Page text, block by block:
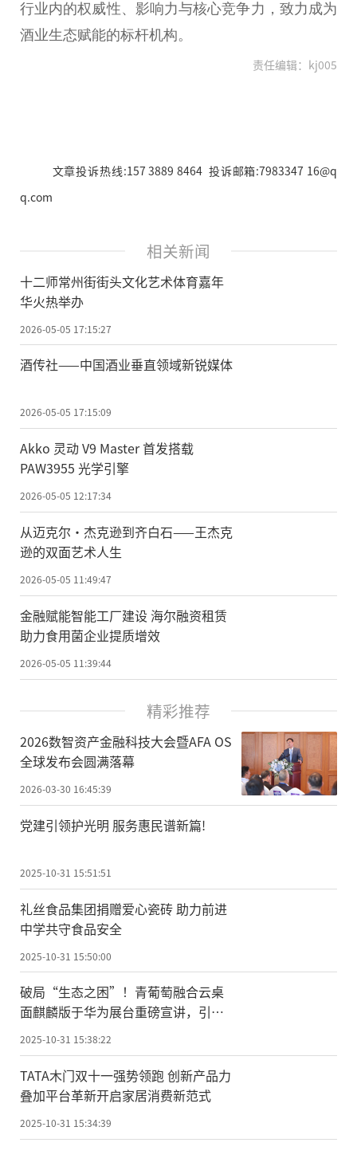
行业内的权威性、影响力与核心竞争力，致力成为
酒业生态赋能的标杆机构。
责任编辑：kj005
文章投诉热线:157 3889 8464 投诉邮箱:7983347 16@q
q.com
相关新闻
十二师常州街街头文化艺术体育嘉年
华火热举办
2026-05-05 17:15:27
酒传社——中国酒业垂直领域新锐媒体
2026-05-05 17:15:09
Akko 灵动 V9 Master 首发搭载
PAW3955 光学引擎
2026-05-05 12:17:34
从迈克尔·杰克逊到齐白石——王杰克
逊的双面艺术人生
2026-05-05 11:49:47
金融赋能智能工厂建设 海尔融资租赁
助力食用菌企业提质增效
2026-05-05 11:39:44
精彩推荐
2026数智资产金融科技大会暨AFA OS
全球发布会圆满落幕
2026-03-30 16:45:39
党建引领护光明 服务惠民谱新篇!
2025-10-31 15:51:51
礼丝食品集团捐赠爱心瓷砖 助力前进
中学共守食品安全
2025-10-31 15:50:00
破局“生态之困”！青葡萄融合云桌
面麒麟版于华为展台重磅宣讲，引领
国产化办公新纪元
2025-10-31 15:38:22
TATA木门双十一强势领跑 创新产品力
叠加平台革新开启家居消费新范式
2025-10-31 15:34:39